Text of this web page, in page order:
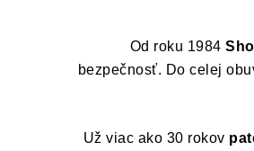
Od roku 1984
bezpečnosť. Do celej
Už viac ako 30 rokov